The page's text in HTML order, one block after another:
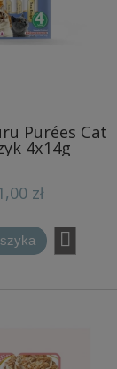
Purées Cat
4x14g
zł